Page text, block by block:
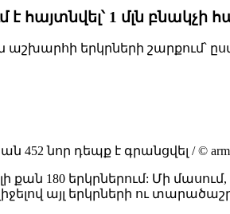
հայտնվել՝ 1 մլն բնակչի
երկրների շարքում՝
նոր դեպք է գրանցվել / ©
քան 180 երկրներում: Մի
այլ երկրների ու